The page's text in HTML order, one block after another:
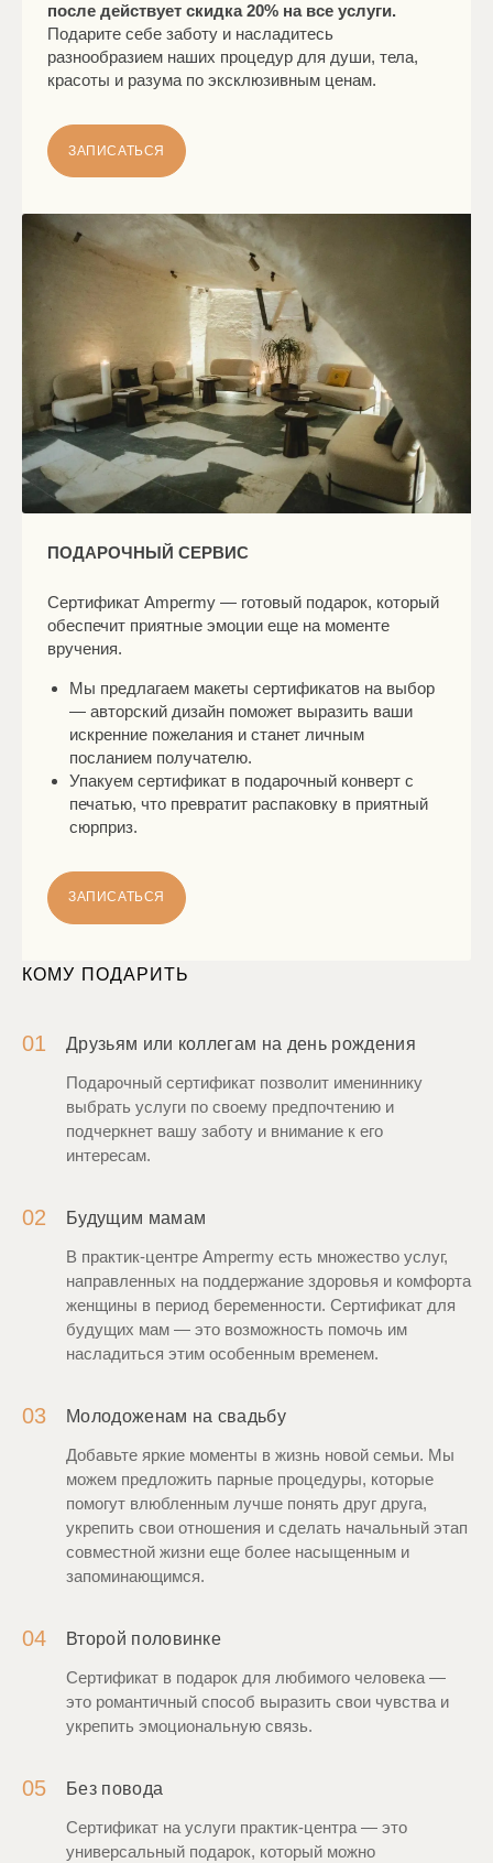
КОМУ ПОДАРИТЬ
01 Друзьям или коллегам на день рождения
Подарочный сертификат позволит имениннику
выбрать услуги по своему предпочтению и
подчеркнет вашу заботу и внимание к его
интересам.
02 Будущим мамам
В практик-центре Ampermy есть множество услуг,
направленных на поддержание здоровья и комфорта
женщины в период беременности. Сертификат для
будущих мам — это возможность помочь им
насладиться этим особенным временем.
03 Молодоженам на свадьбу
Добавьте яркие моменты в жизнь новой семьи. Мы
можем предложить парные процедуры, которые
помогут влюбленным лучше понять друг друга,
укрепить свои отношения и сделать начальный этап
совместной жизни еще более насыщенным и
запоминающимся.
04 Второй половинке
Сертификат в подарок для любимого человека —
это романтичный способ выразить свои чувства и
укрепить эмоциональную связь.
05 Без повода
Сертификат на услуги практик-центра — это
универсальный подарок, который можно
после действует скидка 20% на все услуги.
Подарите себе заботу и насладитесь
разнообразием наших процедур для души, тела,
красоты и разума по эксклюзивным ценам.
ЗАПИСАТЬСЯ
ПОДАРОЧНЫЙ СЕРВИС
Сертификат Ampermy — готовый подарок, который
обеспечит приятные эмоции еще на моменте
вручения.
Мы предлагаем макеты сертификатов на выбор
— авторский дизайн поможет выразить ваши
искренние пожелания и станет личным
посланием получателю.
Упакуем сертификат в подарочный конверт с
печатью, что превратит распаковку в приятный
сюрприз.
ЗАПИСАТЬСЯ